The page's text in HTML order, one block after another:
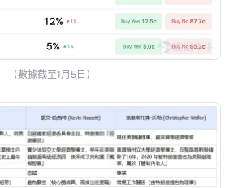
（數據截至1月5日）